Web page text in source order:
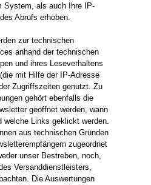
System, als auch Ihre IP-
Abrufs erhoben.
zur technischen
anhand der technischen
und ihres Leseverhaltens
mit Hilfe der IP-Adresse
Zugriffszeiten genutzt. Zu
gehört ebenfalls die
geöffnet werden, wann
welche Links geklickt werden.
aus technischen Gründen
zugeordnet
unser Bestreben, noch,
Versanddienstleisters,
Die Auswertungen